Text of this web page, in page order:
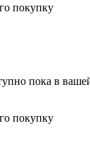
покупку
пока в
покупку